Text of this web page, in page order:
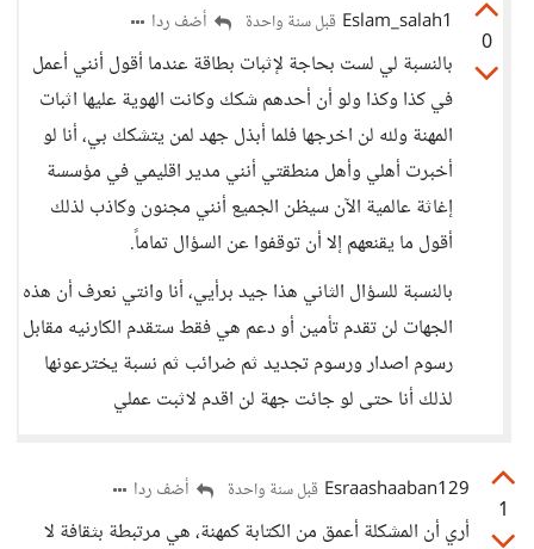
0
Eslam_salah1 قبل سنة واحدة أضف ردا
بالنسبة لي لست بحاجة لإثبات بطاقة عندما أقول أنني أعمل
في كذا وكذا ولو أن أحدهم شكك وكانت الهوية عليها اثبات
المهنة ولله لن اخرجها فلما أبذل جهد لمن يتشكك بي، أنا لو
أخبرت أهلي وأهل منطقتي أنني مدير اقليمي في مؤسسة
إغاثة عالمية الآن سيظن الجميع أنني مجنون وكاذب لذلك
أقول ما يقنعهم إلا أن توقفوا عن السؤال تماماً.
بالنسبة للسؤال الثاني هذا جيد برأيي، أنا وانتي نعرف أن هذه
الجهات لن تقدم تأمين أو دعم هي فقط ستقدم الكارنيه مقابل
رسوم اصدار ورسوم تجديد ثم ضرائب ثم نسبة يخترعونها
لذلك أنا حتى لو جائت جهة لن اقدم لاثبت عملي
1
Esraashaaban129 قبل سنة واحدة أضف ردا
أري أن المشكلة أعمق من الكتابة كمهنة، هي مرتبطة بثقافة لا